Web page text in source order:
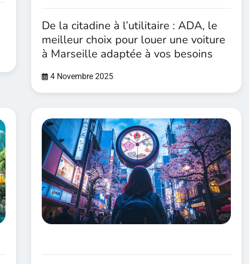
De la citadine à l’utilitaire : ADA, le
meilleur choix pour louer une voiture
à Marseille adaptée à vos besoins
4 Novembre 2025